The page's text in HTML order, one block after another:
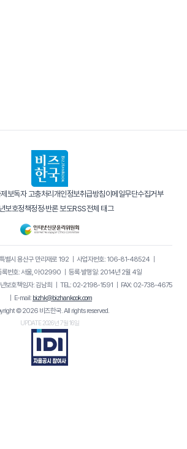
보독자 고충처리 개인정보취급방침이메일무단수집거부
보호정책정정·반론 보도RSS전체 태그
별시 용산구 만리재로 192｜ 사업자번호: 106-81-48524｜
록번호: 서울, 아02990
등록·발행일: 2014년 2월 4일
보호책임자: 김남희 TEL: 02-2198-1591
FAX: 02-738-4675
E-mail: bizhk@bizhankook.com
© 2026 비즈한국. All rights reserved.
UPDATE 2026년 7월 16일